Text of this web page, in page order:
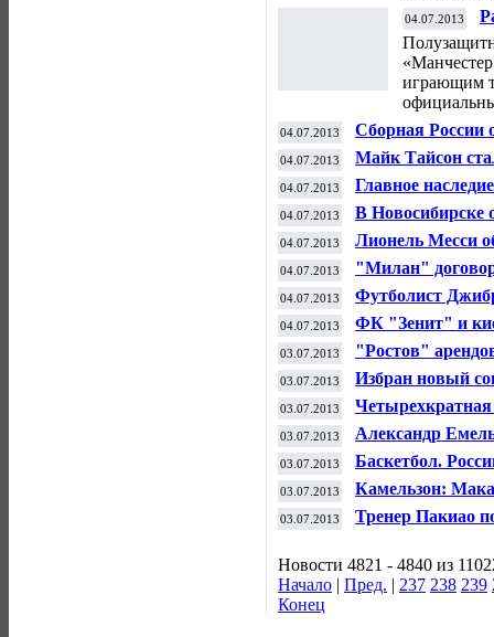
04.07.2013
играющим
04.07.2013
Сборная России
ФИФА
04.07.2013
Майк Тайсон
промоутерской
04.07.2013
Главное
спортом – Жуков
04.07.2013
В Новосибирске
рукопашному
04.07.2013
Лионель Месси
04.07.2013
"Милан"
об условиях
04.07.2013
Футболист
"Кубани"
04.07.2013
ФК "Зенит" и
голевой
03.07.2013 "Ростов"
03.07.2013
Избран новый
хоккейной лиги
03.07.2013
завершила
03.07.2013
Александр
бразильского
03.07.2013 Баскетбол.
03.07.2013
Камельзон:
россиянок
03.07.2013 Тренер Пакиао
Новости 4821 - 4840 из
Начало | Пред. | 237 238 239
Конец